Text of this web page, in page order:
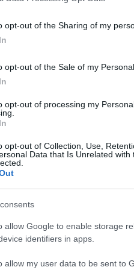
opt-out of the Sharing of my
opt-out of the Sale of my Personal
opt-out of processing my
opt-out of Collection, Use,
Data that Is Unrelated
allow Google to enable storage
identifiers in apps.
allow my user data to be sent to
edzőtábor,
Fehérváron
ellen lesz, zárt kapuk
egyszerű.